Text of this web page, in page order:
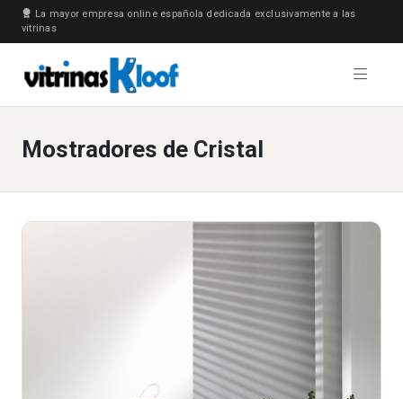
La mayor empresa online española dedicada exclusivamente a las
vitrinas
Mostradores de Cristal